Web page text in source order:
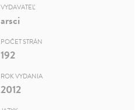
VYDAVATEĽ
arsci
POČET STRÁN
192
ROK VYDANIA
2012